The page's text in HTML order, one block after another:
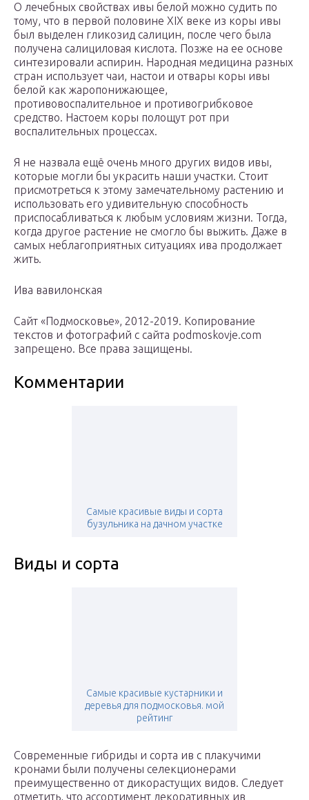
О лечебных свойствах ивы белой можно судить по
тому, что в первой половине XIX веке из коры ивы
был выделен гликозид салицин, после чего была
получена салициловая кислота. Позже на ее основе
синтезировали аспирин. Народная медицина разных
стран использует чаи, настои и отвары коры ивы
белой как жаропонижающее,
противовоспалительное и противогрибковое
средство. Настоем коры полощут рот при
воспалительных процессах.
Я не назвала ещё очень много других видов ивы,
которые могли бы украсить наши участки. Стоит
присмотреться к этому замечательному растению и
использовать его удивительную способность
приспосабливаться к любым условиям жизни. Тогда,
когда другое растение не смогло бы выжить. Даже в
самых неблагоприятных ситуациях ива продолжает
жить.
Ива вавилонская
Сайт «Подмосковье», 2012-2019. Копирование
текстов и фотографий с сайта pоdmoskоvje.cоm
запрещено. Все права защищены.
Комментарии
Самые красивые виды и сорта
бузульника на дачном участке
Виды и сорта
Самые красивые кустарники и
деревья для подмосковья. мой
рейтинг
Современные гибриды и сорта ив с плакучими
кронами были получены селекционерами
преимущественно от дикорастущих видов. Следует
отметить, что ассортимент декоративных ив